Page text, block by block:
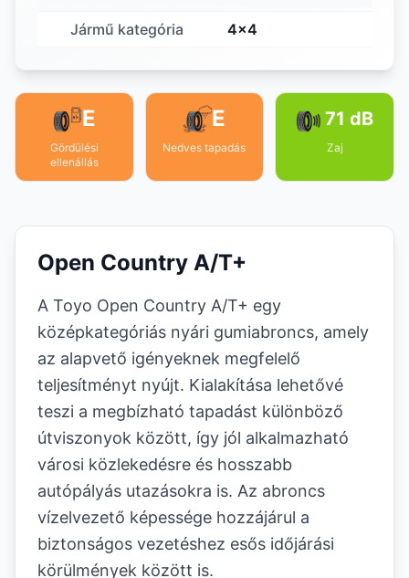
Jármű kategória 4x4
E
Gördülési
ellenállás
E
Nedves tapadás
71 dB
Zaj
Open Country A/T+
A Toyo Open Country A/T+ egy
középkategóriás nyári gumiabroncs, amely
az alapvető igényeknek megfelelő
teljesítményt nyújt. Kialakítása lehetővé
teszi a megbízható tapadást különböző
útviszonyok között, így jól alkalmazható
városi közlekedésre és hosszabb
autópályás utazásokra is. Az abroncs
vízelvezető képessége hozzájárul a
biztonságos vezetéshez esős időjárási
körülmények között is.